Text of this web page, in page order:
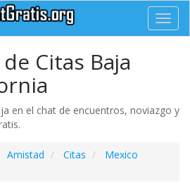
Citas Baja
en el chat de encuentros, noviazgo y
Amistad Citas
Mexico